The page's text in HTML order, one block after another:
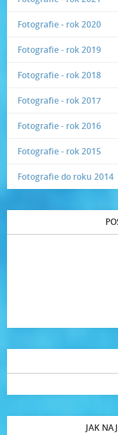
Fotografie - rok 2020
Fotografie - rok 2019
Fotografie - rok 2018
Fotografie - rok 2017
Fotografie - rok 2016
Fotografie - rok 2015
Fotografie do roku 2014
JAK